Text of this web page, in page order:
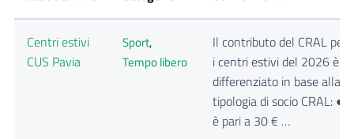
Centri estivi
CUS Pavia
Sport,
Tempo libero
Il contributo del CRAL per
i centri estivi del 2026 è
differenziato in base alla
tipologia di socio CRAL: ●
è pari a 30 € …